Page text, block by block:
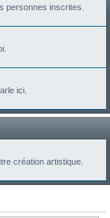
personnes inscrites.
ici.
création artistique.